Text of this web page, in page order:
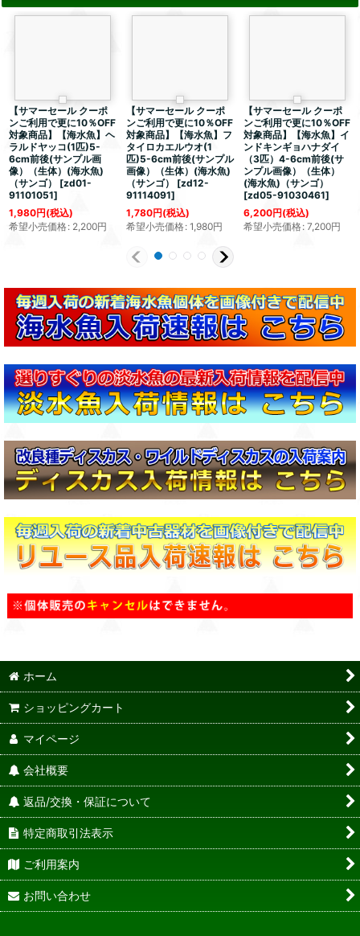
【サマーセール クーポ
ンご利用で更に10％OFF
対象商品】【海水魚】ヘ
ラルドヤッコ(1匹)5-
6cm前後(サンプル画
像）（生体）(海水魚)
（サンゴ）
[zd01-
91101051]
1,980円(税込)
希望小売価格: 2,200円
【サマーセール クーポ
ンご利用で更に10％OFF
対象商品】【海水魚】フ
タイロカエルウオ(1
匹)5-6cm前後(サンプル
画像）（生体）(海水魚)
（サンゴ）
[zd12-
91114091]
1,780円(税込)
希望小売価格: 1,980円
【サマーセール クーポ
ンご利用で更に10％OFF
対象商品】【海水魚】イ
ンドキンギョハナダイ
（3匹）4-6cm前後(サ
ンプル画像）（生体）
(海水魚)（サンゴ）
[zd05-91030461]
6,200円(税込)
希望小売価格: 7,200円
ホーム
ショッピングカート
マイページ
会社概要
返品/交換・保証について
特定商取引法表示
ご利用案内
お問い合わせ